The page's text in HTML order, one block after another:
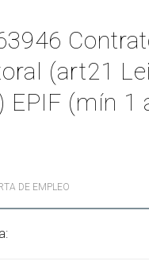
BUSCAR
TwitterInstagram
(art21
EPIF (mín 1
DE EMPLEO